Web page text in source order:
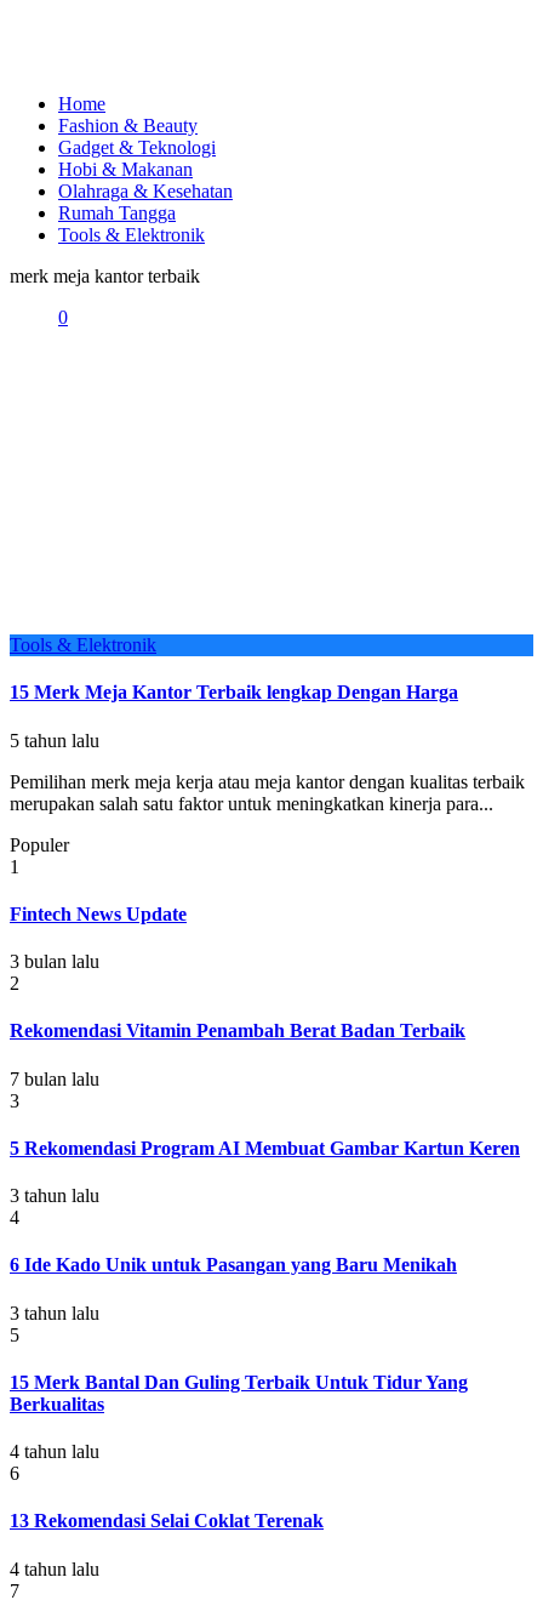
Home
Fashion & Beauty
Gadget & Teknologi
Hobi & Makanan
Olahraga & Kesehatan
Rumah Tangga
Tools & Elektronik
merk meja kantor terbaik
0
Tools & Elektronik
15 Merk Meja Kantor Terbaik lengkap Dengan Harga
5 tahun lalu
Pemilihan merk meja kerja atau meja kantor dengan kualitas terbaik
merupakan salah satu faktor untuk meningkatkan kinerja para...
Populer
1
Fintech News Update
3 bulan lalu
2
Rekomendasi Vitamin Penambah Berat Badan Terbaik
7 bulan lalu
3
5 Rekomendasi Program AI Membuat Gambar Kartun Keren
3 tahun lalu
4
6 Ide Kado Unik untuk Pasangan yang Baru Menikah
3 tahun lalu
5
15 Merk Bantal Dan Guling Terbaik Untuk Tidur Yang
Berkualitas
4 tahun lalu
6
13 Rekomendasi Selai Coklat Terenak
4 tahun lalu
7